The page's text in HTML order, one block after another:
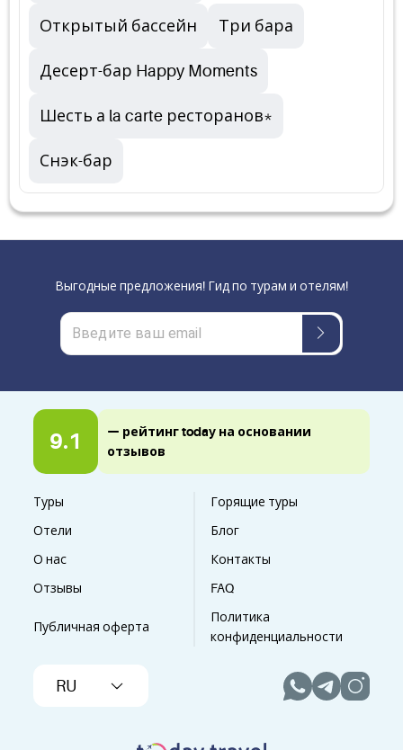
Открытый бассейн Три бара
Десерт-бар Happy Moments
Шесть а la carte ресторанов*
Снэк-бар
9.1
— рейтинг today на основании
отзывов
Туры
Горящие туры
Отели
Блог
О нас
Контакты
Отзывы
FAQ
Публичная оферта
Политика
конфиденциальности
RU
Выгодные предложения! Гид по турам и отелям!